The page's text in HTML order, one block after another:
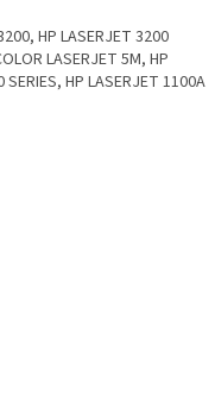
HP LASERJET 3200
LASERJET 5M, HP
HP LASERJET 1100A